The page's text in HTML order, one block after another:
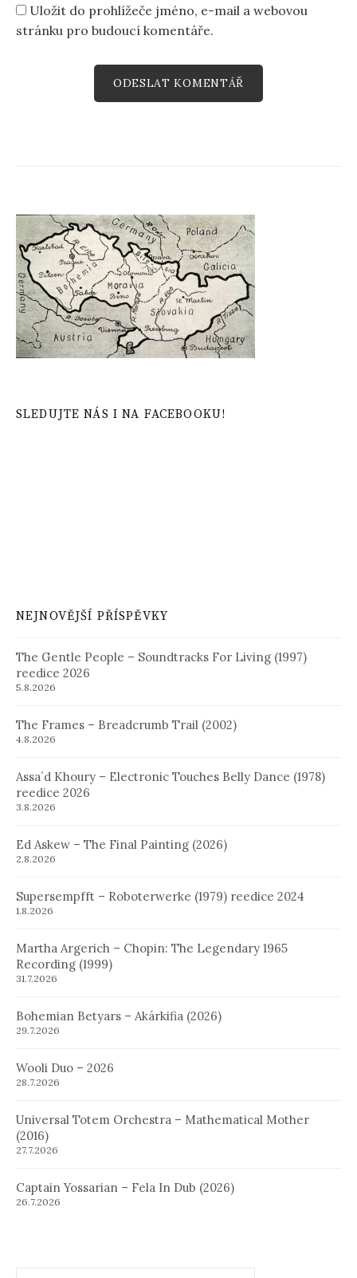
Uložit do prohlížeče jméno, e-mail a webovou
stránku pro budoucí komentáře.
SLEDUJTE NÁS I NA FACEBOOKU!
NEJNOVĚJŠÍ PŘÍSPĚVKY
The Gentle People – Soundtracks For Living (1997)
reedice 2026
5.8.2026
The Frames – Breadcrumb Trail (2002)
4.8.2026
Assa´d Khoury – Electronic Touches Belly Dance (1978)
reedice 2026
3.8.2026
Ed Askew – The Final Painting (2026)
2.8.2026
Supersempfft – Roboterwerke (1979) reedice 2024
1.8.2026
Martha Argerich – Chopin: The Legendary 1965
Recording (1999)
31.7.2026
Bohemian Betyars – Akárkifia (2026)
29.7.2026
Wooli Duo – 2026
28.7.2026
Universal Totem Orchestra – Mathematical Mother
(2016)
27.7.2026
Captain Yossarian – Fela In Dub (2026)
26.7.2026